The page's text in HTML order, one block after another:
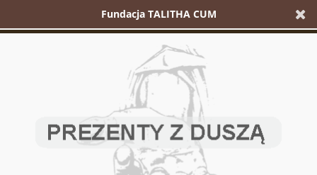
Fundacja TALITHA CUM